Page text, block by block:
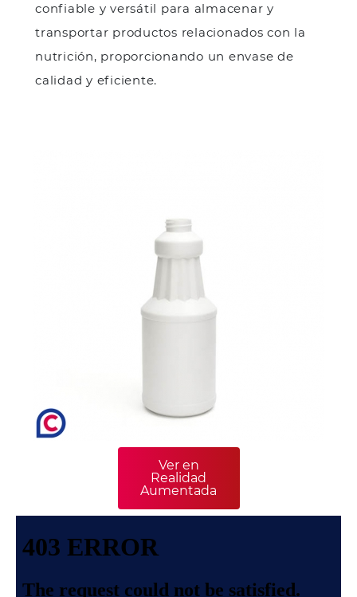
confiable y versátil para almacenar y
transportar productos relacionados con la
nutrición, proporcionando un envase de
calidad y eficiente.
Ver en
Realidad
Aumentada